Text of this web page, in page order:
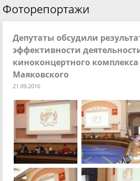
Фоторепортажи
Депутаты обсудили
эффективности
киноконцертного
Маяковского
21.09.2016